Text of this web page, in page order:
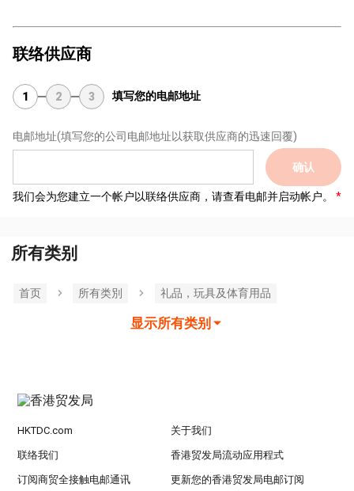
联络供应商
1 2 3 填写您的电邮地址
电邮地址(填写您的公司电邮地址以获取供应商的迅速回覆)
确认
我们会为您建立一个帐户以联络供应商，请查看电邮并启动帐户。
所有类别
首页 所有类別 礼品，玩具及体育用品
显示所有类别
HKTDC.com 关于我们
联络我们 香港贸发局流动应用程式
订阅商贸全接触电邮通讯 更新您的香港贸发局电邮订阅